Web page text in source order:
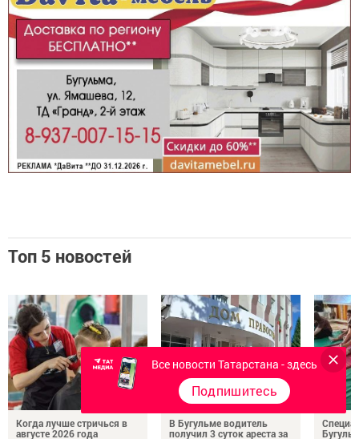
Топ 5 новостей
Когда лучше стричься в
августе 2026 года
В Бугульме водитель
получил 3 суток ареста за
Все новости Татарстана - здесь
Подпишитесь